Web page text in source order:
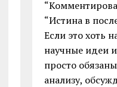
“Истина в
Если это хоть
научные идеи
просто
анализу,